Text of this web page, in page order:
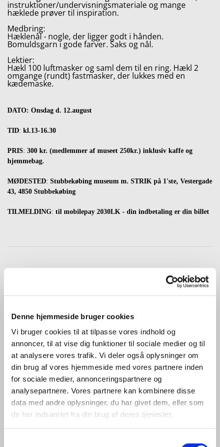
Denne hjemmeside bruger cookies
Vi bruger cookies til at tilpasse vores indhold og
annoncer, til at vise dig funktioner til sociale medier og til
at analysere vores trafik. Vi deler også oplysninger om
din brug af vores hjemmeside med vores partnere inden
for sociale medier, annonceringspartnere og
analysepartnere. Vores partnere kan kombinere disse
data med andre oplysninger, du har givet dem, eller som
de har indsamlet fra din brug af deres tjenester.
instruktioner/undervisningsmateriale og mange
hæklede prøver til inspiration.
Medbring:
Hæklenål - nogle, der ligger godt i hånden.
Bomuldsgarn i gode farver. Saks og nål.
Lektier:
Hækl 100 luftmasker og saml dem til en ring. Hækl 2
omgange (rundt) fastmasker, der lukkes med en
kædemaske.
DATO: Onsdag d. 12.august
TID: kl.13-16.30
PRIS: 300 kr. (medlemmer af museet 250kr.) inklusiv kaffe og
hjemmebag.
MØDESTED: Stubbekøbing museum m. STRIK på 1'ste, Vestergade
43, 4850 Stubbekøbing
TILMELDING: til mobilepay 2030LK - din indbetaling er din billet